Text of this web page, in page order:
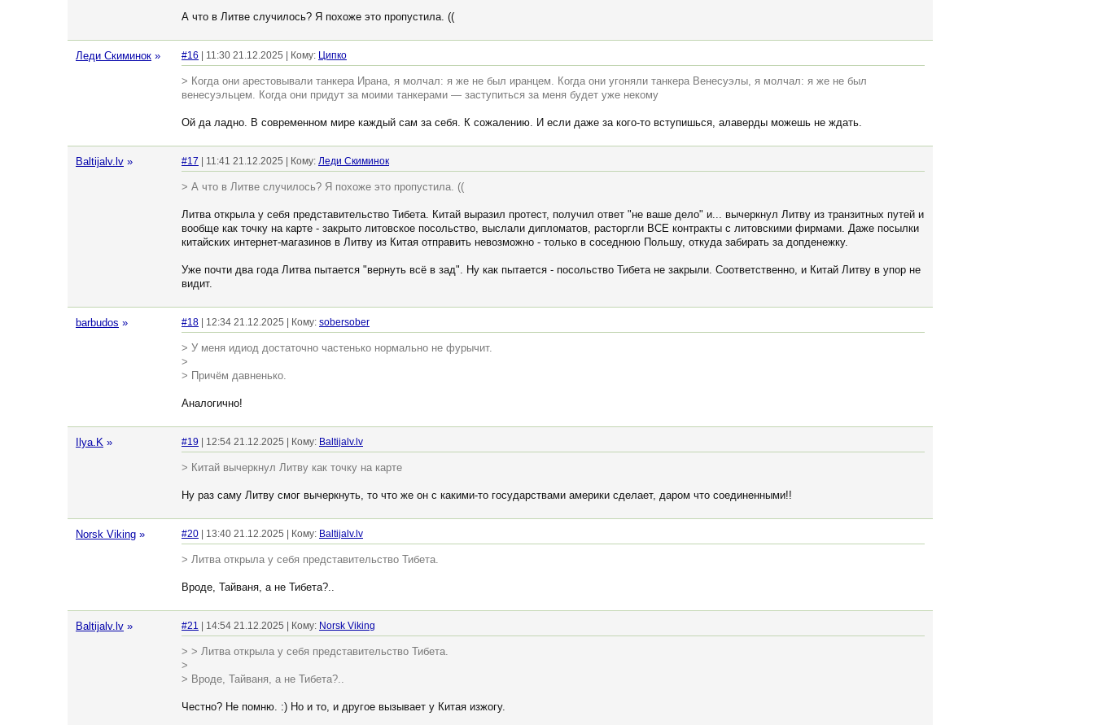
А что в Литве случилось? Я похоже это пропустила. ((
Леди Скиминок » #16 | 11:30 21.12.2025 | Кому: Ципко
> Когда они арестовывали танкера Ирана, я молчал: я же не был иранцем. Когда они угоняли танкера Венесуэлы, я молчал: я же не был
венесуэльцем. Когда они придут за моими танкерами — заступиться за меня будет уже некому
Ой да ладно. В современном мире каждый сам за себя. К сожалению. И если даже за кого-то вступишься, алаверды можешь не ждать.
Baltijalv.lv » #17 | 11:41 21.12.2025 | Кому: Леди Скиминок
> А что в Литве случилось? Я похоже это пропустила. ((
Литва открыла у себя представительство Тибета. Китай выразил протест, получил ответ "не ваше дело" и... вычеркнул Литву из транзитных путей и
вообще как точку на карте - закрыто литовское посольство, выслали дипломатов, расторгли ВСЕ контракты с литовскими фирмами. Даже посылки
китайских интернет-магазинов в Литву из Китая отправить невозможно - только в соседнюю Польшу, откуда забирать за допденежку.
Уже почти два года Литва пытается "вернуть всё в зад". Ну как пытается - посольство Тибета не закрыли. Соответственно, и Китай Литву в упор не
видит.
barbudos » #18 | 12:34 21.12.2025 | Кому: sobersober
> У меня идиод достаточно частенько нормально не фурычит.
>
> Причём давненько.
Аналогично!
Ilya.K » #19 | 12:54 21.12.2025 | Кому: Baltijalv.lv
> Китай вычеркнул Литву как точку на карте
Ну раз саму Литву смог вычеркнуть, то что же он с какими-то государствами америки сделает, даром что соединенными!!
Norsk Viking » #20 | 13:40 21.12.2025 | Кому: Baltijalv.lv
> Литва открыла у себя представительство Тибета.
Вроде, Тайваня, а не Тибета?..
Baltijalv.lv » #21 | 14:54 21.12.2025 | Кому: Norsk Viking
> > Литва открыла у себя представительство Тибета.
>
> Вроде, Тайваня, а не Тибета?..
Честно? Не помню. :) Но и то, и другое вызывает у Китая изжогу.